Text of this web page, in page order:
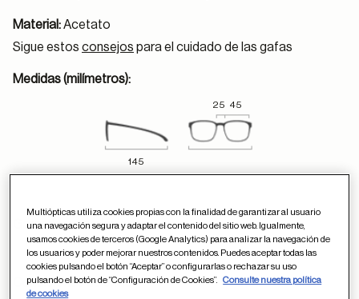
Material:Acetato
Sigue estos consejos para el cuidado de las gafas
Medidas (milímetros):
25 45
145
Garantía y devoluciones
Condiciones de envío
Multiópticas utiliza cookies propias con la finalidad de garantizar al usuario
una navegación segura y adaptar el contenido del sitio web. Igualmente,
usamos cookies de terceros (Google Analytics) para analizar la navegación de
los usuarios y poder mejorar nuestros contenidos. Puedes aceptar todas las
cookies pulsando el botón “Aceptar” o configurarlas o rechazar su uso
pulsando el botón de “Configuración de Cookies”.
Consulte nuestra política
de cookies